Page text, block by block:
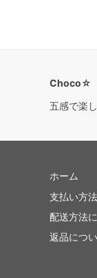
Choco☆
五感で楽
ホーム
支払い方
配送方法
返品につ